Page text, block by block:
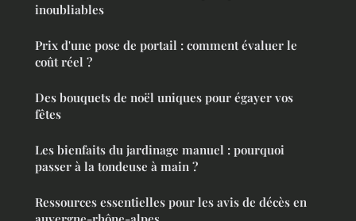
inoubliables
Prix d'une pose de portail : comment évaluer le
coût réel ?
Des bouquets de noël uniques pour égayer vos
fêtes
Les bienfaits du jardinage manuel : pourquoi
passer à la tondeuse à main ?
Ressources essentielles pour les avis de décès en